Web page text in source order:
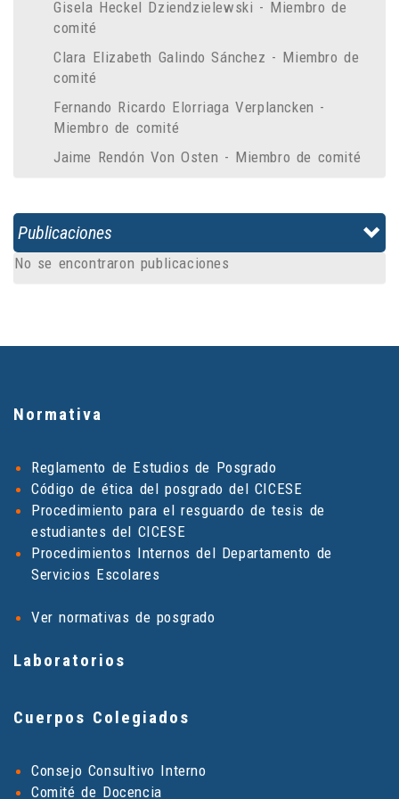
Gisela Heckel Dziendzielewski - Miembro de
comité
Clara Elizabeth Galindo Sánchez - Miembro de
comité
Fernando Ricardo Elorriaga Verplancken -
Miembro de comité
Jaime Rendón Von Osten - Miembro de comité
Publicaciones
No se encontraron publicaciones
Normativa
Reglamento de Estudios de Posgrado
Código de ética del posgrado del CICESE
Procedimiento para el resguardo de tesis de
estudiantes del CICESE
Procedimientos Internos del Departamento de
Servicios Escolares
Ver normativas de posgrado
Laboratorios
Cuerpos Colegiados
Consejo Consultivo Interno
Comité de Docencia